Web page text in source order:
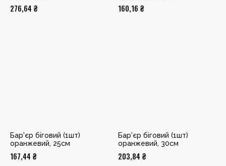
276,64 ₴ 160,16 ₴
Бар'єр біговий (1шт)
оранжевий, 25см
167,44 ₴
Бар'єр біговий (1шт)
оранжевий, 30см
203,84 ₴